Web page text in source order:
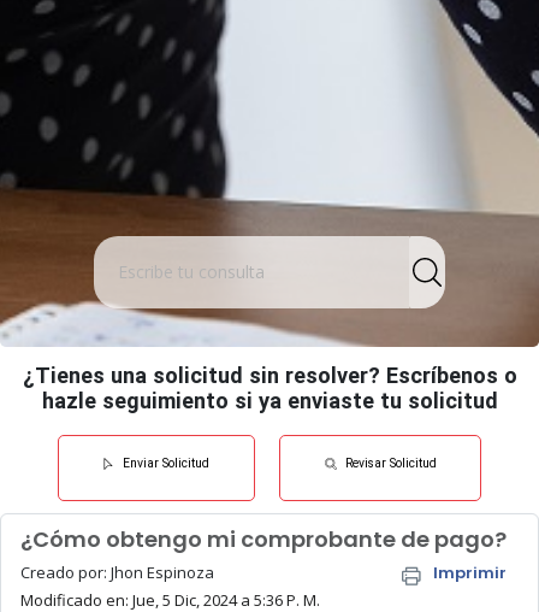
¿Tienes una solicitud sin resolver? Escríbenos o
hazle seguimiento si ya enviaste tu solicitud
Enviar Solicitud Revisar Solicitud
¿Cómo obtengo mi comprobante de pago?
Imprimir
Creado por: Jhon Espinoza
Modificado en: Jue, 5 Dic, 2024 a 5:36 P. M.